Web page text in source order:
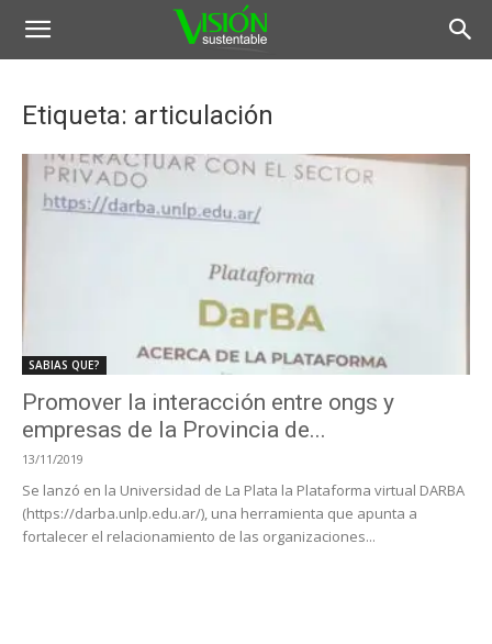
Etiqueta: articulación
SABIAS QUE?
Promover la interacción entre ongs y
empresas de la Provincia de...
13/11/2019
Se lanzó en la Universidad de La Plata la Plataforma virtual DARBA
(https://darba.unlp.edu.ar/), una herramienta que apunta a
fortalecer el relacionamiento de las organizaciones...